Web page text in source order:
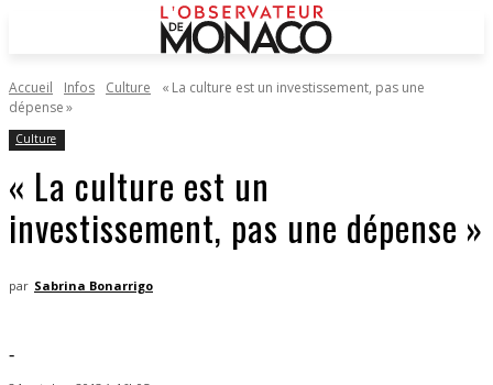
Accueil Infos Culture
« La culture est un investissement, pas une
dépense »
Culture
« La culture est un
investissement, pas une dépense »
par Sabrina Bonarrigo
-